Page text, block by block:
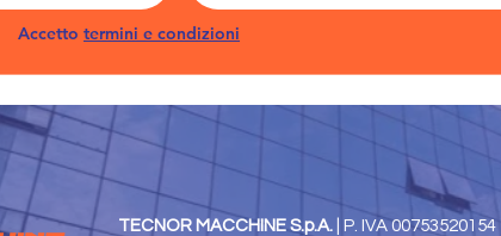
Accetto termini e condizioni
TECNOR MACCHINE S.p.A.
P. IVA 00753520154